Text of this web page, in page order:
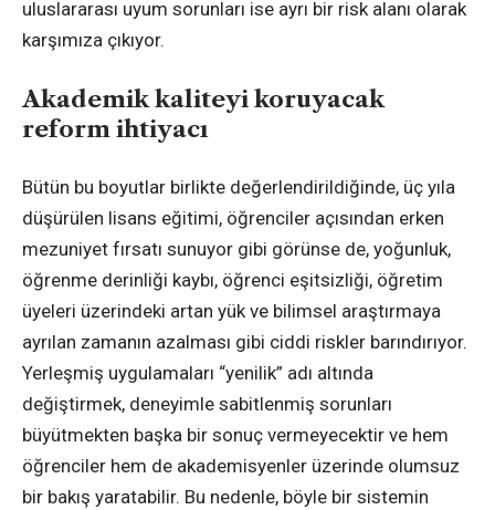
uluslararası uyum sorunları ise ayrı bir risk alanı olarak
karşımıza çıkıyor.
Akademik kaliteyi koruyacak
reform ihtiyacı
Bütün bu boyutlar birlikte değerlendirildiğinde, üç yıla
düşürülen lisans eğitimi, öğrenciler açısından erken
mezuniyet fırsatı sunuyor gibi görünse de, yoğunluk,
öğrenme derinliği kaybı, öğrenci eşitsizliği, öğretim
üyeleri üzerindeki artan yük ve bilimsel araştırmaya
ayrılan zamanın azalması gibi ciddi riskler barındırıyor.
Yerleşmiş uygulamaları “yenilik” adı altında
değiştirmek, deneyimle sabitlenmiş sorunları
büyütmekten başka bir sonuç vermeyecektir ve hem
öğrenciler hem de akademisyenler üzerinde olumsuz
bir bakış yaratabilir. Bu nedenle, böyle bir sistemin